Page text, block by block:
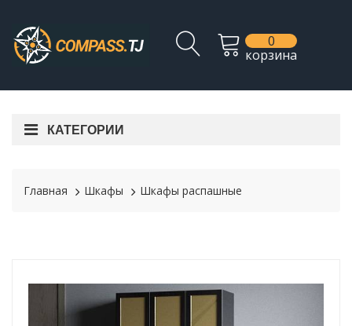
0
корзина
КАТЕГОРИИ
Главная Шкафы Шкафы распашные